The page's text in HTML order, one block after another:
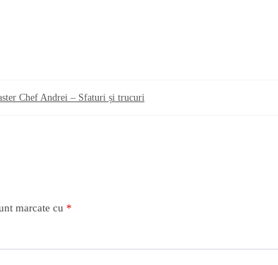
Chef Andrei – Sfaturi și trucuri
marcate cu *